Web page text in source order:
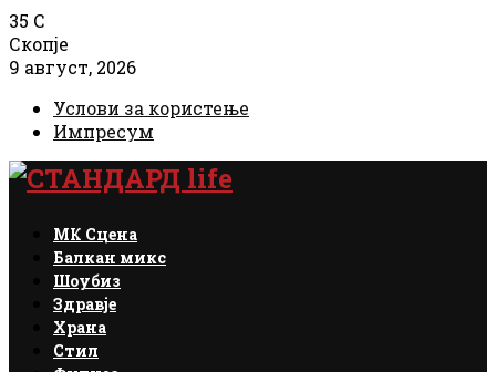
35 C
Скопје
9 август, 2026
Услови за користење
Импресум
Facebook
Instagram
Email
Rss
МК Сцена
Балкан микс
Шоубиз
Здравје
Храна
Стил